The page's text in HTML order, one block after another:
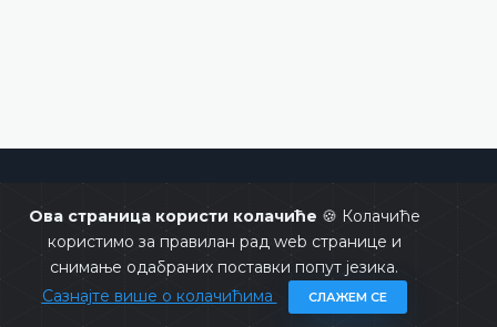
Ова страница користи колачиће 🍪 Колачиће
користимо за правилан рад web странице и
снимање одабраних поставки попут језика.
Сазнајте више о колачићима
СЛАЖЕМ СЕ
Copyrights @ 2026Уставни суд БиХСва права задржана.